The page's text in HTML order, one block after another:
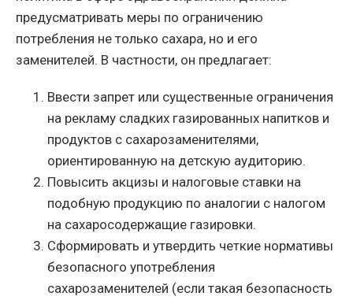
предусматривать меры по ограничению
потребления не только сахара, но и его
заменителей. В частности, он предлагает:
Ввести запрет или существенные ограничения
на рекламу сладких газированных напитков и
продуктов с сахарозаменителями,
ориентированную на детскую аудиторию.
Повысить акцизы и налоговые ставки на
подобную продукцию по аналогии с налогом
на сахаросодержащие газировки.
Сформировать и утвердить четкие нормативы
безопасного употребления
сахарозаменителей (если такая безопасность